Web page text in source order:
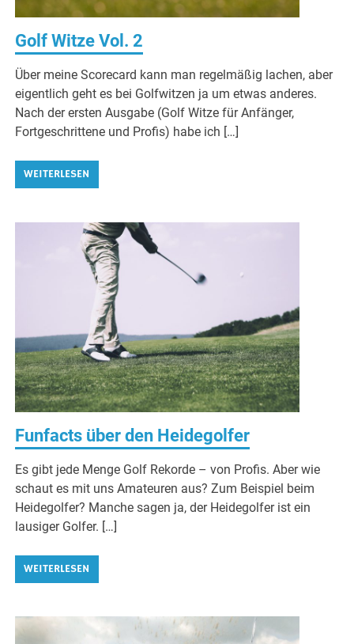
Golf Witze Vol. 2
Über meine Scorecard kann man regelmäßig lachen, aber
eigentlich geht es bei Golfwitzen ja um etwas anderes.
Nach der ersten Ausgabe (Golf Witze für Anfänger,
Fortgeschrittene und Profis) habe ich […]
WEITERLESEN
Funfacts über den Heidegolfer
Es gibt jede Menge Golf Rekorde – von Profis. Aber wie
schaut es mit uns Amateuren aus? Zum Beispiel beim
Heidegolfer? Manche sagen ja, der Heidegolfer ist ein
lausiger Golfer. […]
WEITERLESEN